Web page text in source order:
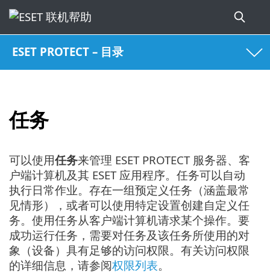
ESET PROTECT – 目录
任务
可以使用任务来管理 ESET PROTECT 服务器、客
户端计算机及其 ESET 应用程序。任务可以自动
执行日常作业。存在一组预定义任务（涵盖最常
见情形），或者可以使用特定设置创建自定义任
务。使用任务从客户端计算机请求某个操作。要
成功运行任务，需要对任务及该任务所使用的对
象（设备）具有足够的访问权限。有关访问权限
的详细信息，请参阅权限列表。